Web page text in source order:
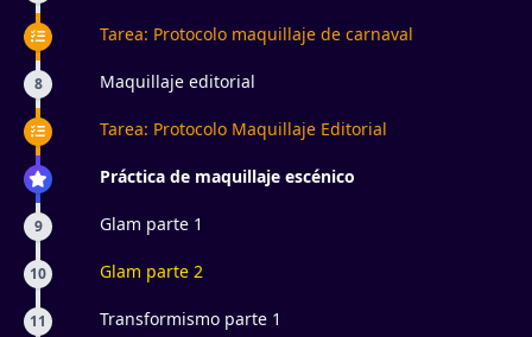
Tarea: Protocolo maquillaje de carnaval
8 Maquillaje editorial
Tarea: Protocolo Maquillaje Editorial
Práctica de maquillaje escénico
9 Glam parte 1
10 Glam parte 2
11 Transformismo parte 1